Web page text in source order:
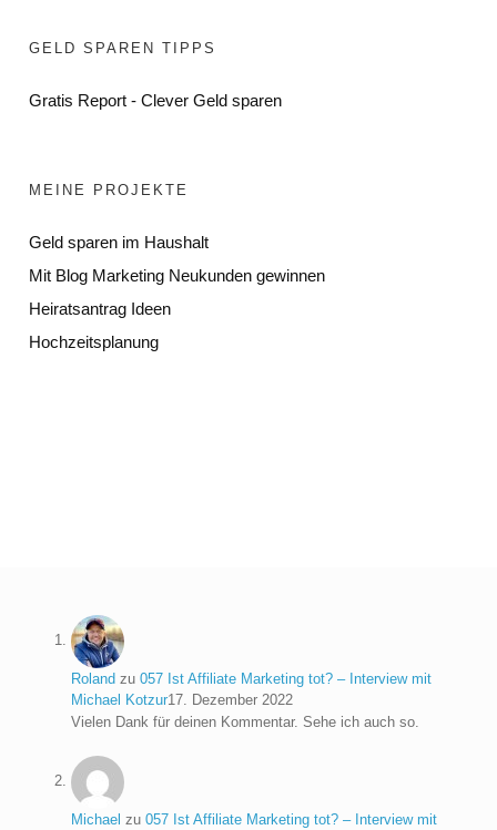
GELD SPAREN TIPPS
Gratis Report - Clever Geld sparen
MEINE PROJEKTE
Geld sparen im Haushalt
Mit Blog Marketing Neukunden gewinnen
Heiratsantrag Ideen
Hochzeitsplanung
Roland zu 057 Ist Affiliate Marketing tot? – Interview mit
Michael Kotzur17. Dezember 2022
Vielen Dank für deinen Kommentar. Sehe ich auch so.
Michael zu 057 Ist Affiliate Marketing tot? – Interview mit